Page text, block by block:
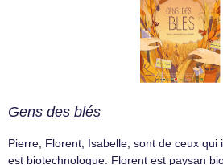
Gens des blés
Pierre, Florent, Isabelle, sont de ceux qui
est biotechnologue. Florent est paysan